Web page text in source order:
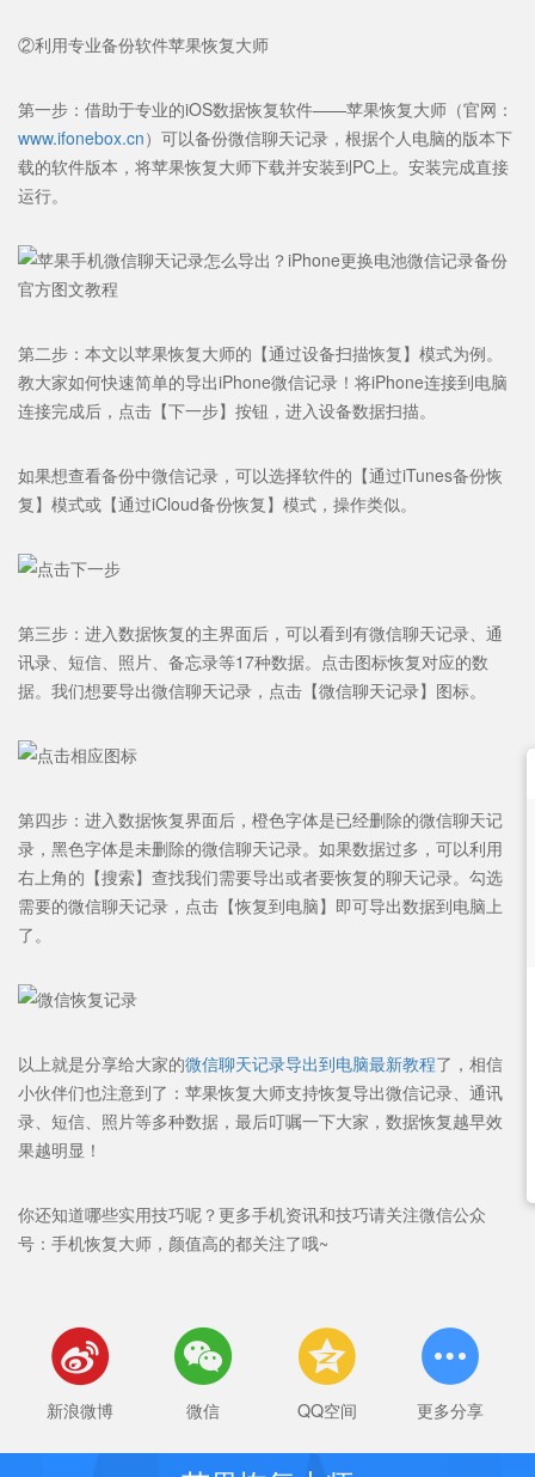
②利用专业备份软件苹果恢复大师
第一步：借助于专业的iOS数据恢复软件——苹果恢复大师（官网：
www.ifonebox.cn）可以备份微信聊天记录，根据个人电脑的版本下
载的软件版本，将苹果恢复大师下载并安装到PC上。安装完成直接
运行。
第二步：本文以苹果恢复大师的【通过设备扫描恢复】模式为例。
教大家如何快速简单的导出iPhone微信记录！将iPhone连接到电脑
连接完成后，点击【下一步】按钮，进入设备数据扫描。
如果想查看备份中微信记录，可以选择软件的【通过iTunes备份恢
复】模式或【通过iCloud备份恢复】模式 ，操作类似。
第三步：进入数据恢复的主界面后，可以看到有微信聊天记录、通
讯录、短信、照片、备忘录等17种数据。点击图标恢复对应的数
据。我们想要导出微信聊天记录，点击【微信聊天记录】图标。
第四步：进入数据恢复界面后， 橙色字体是已经删除的微信聊天记
录，黑色字体是未删除的微信聊天记录。如果数据过多，可以利用
右上角的【搜索】查找我们需要导出或者要恢复的聊天记录。勾选
需要的微信聊天记录，点击【恢复到电脑】即可导出数据到电脑上
了。
以上就是分享给大家的微信聊天记录导出到电脑最新教程了，相信
小伙伴们也注意到了：苹果恢复大师支持恢复导出微信记录、通讯
录、短信、照片等多种数据，最后叮嘱一下大家，数据恢复越早效
果越明显！
你还知道哪些实用技巧呢？ 更多手机资讯和技巧请关注微信公众
号：手机恢复大师，颜值高的都关注了哦~

新浪微博

微信

QQ空间

更多分享